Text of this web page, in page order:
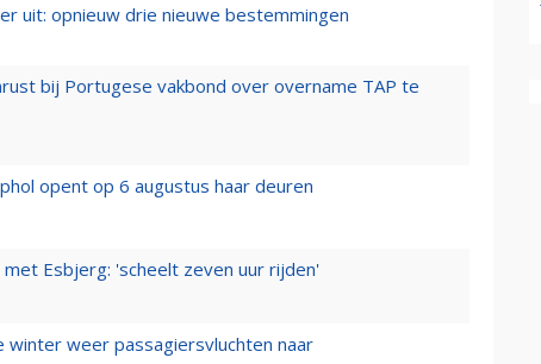
uit: opnieuw drie nieuwe bestemmingen
bij Portugese vakbond over overname TAP te
opent op 6 augustus haar deuren
Esbjerg: 'scheelt zeven uur rijden'
winter weer passagiersvluchten naar